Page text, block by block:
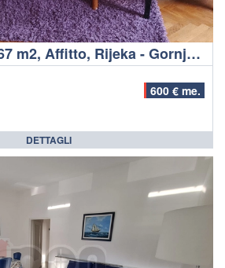
Appartamento, 67 m2, Affitto, Rijeka - Gornja Vežica
600 € me.
DETTAGLI